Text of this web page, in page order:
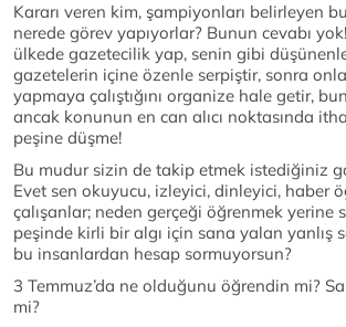
Kararı veren kim, şampiyonları belirleyen
nerede görev yapıyorlar? Bunun cevabı
ülkede gazetecilik yap, senin gibi
gazetelerin içine özenle serpiştir, sonra
yapmaya çalıştığını organize hale getir,
ancak konunun en can alıcı noktasında
peşine düşme!
Bu mudur sizin de takip etmek istediğiniz
Evet sen okuyucu, izleyici, dinleyici, haber
çalışanlar; neden gerçeği öğrenmek yerine
peşinde kirli bir algı için sana yalan yanlış
bu insanlardan hesap sormuyorsun?
3 Temmuz’da ne olduğunu öğrendin mi?
mi?